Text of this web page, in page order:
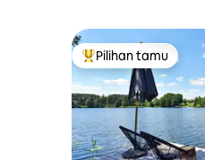
Pilihan tamu
Pilihan tamu